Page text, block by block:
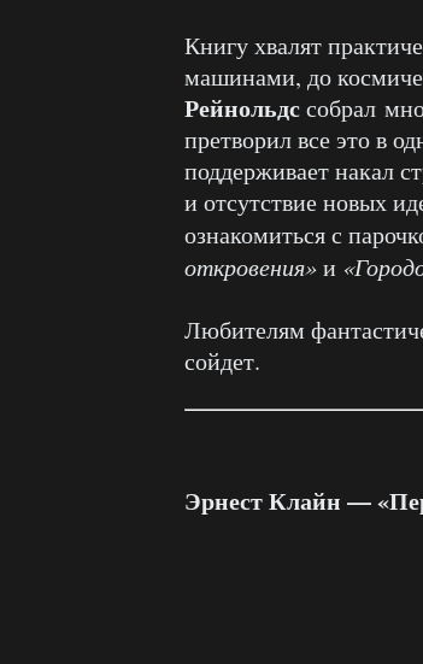
Книгу хвалят
машинами, до
Рейнольдссобрал
претворил все это в
поддерживает накал
и отсутствие новых
ознакомиться с
откровения»и
Любителям
сойдет.
Эрнест Клайн —